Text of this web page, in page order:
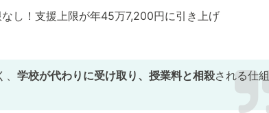
なし！支援上限が年45万7,200円に引き上げ
学校が代わりに受け取り、授業料と相殺される仕組